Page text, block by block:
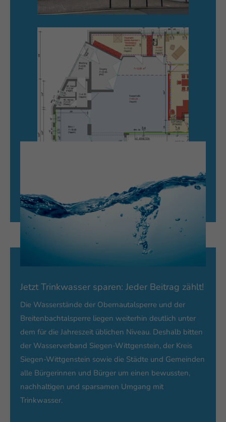
Jetzt Trinkwasser sparen: Jeder Beitrag zählt!
Die Wasserstände der Obernautalsperre und der
Breitenbachtalsperre liegen weiterhin deutlich unter
dem für die Jahreszeit üblichen Niveau. Deshalb bitten
der Wasserverband Siegen-Wittgenstein, der Kreis
Siegen-Wittgenstein sowie die Städte und Gemeinden
alle Bürgerinnen und Bürger um einen bewussten,
nachhaltigen und sparsamen Umgang mit
Trinkwasser.